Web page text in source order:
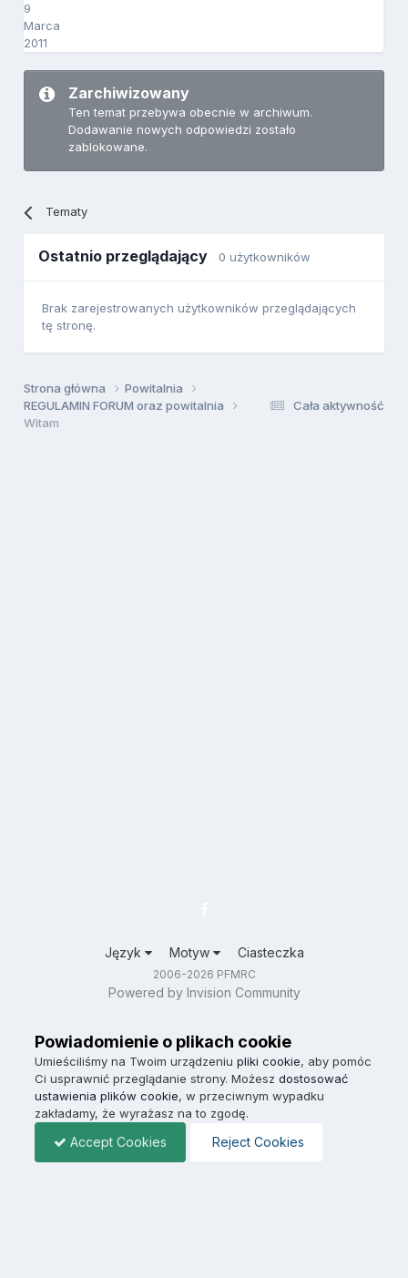
9
Marca
2011
Zarchiwizowany
Ten temat przebywa obecnie w archiwum.
Dodawanie nowych odpowiedzi zostało
zablokowane.
Tematy
Ostatnio przeglądający 0 użytkowników
Brak zarejestrowanych użytkowników przeglądających
tę stronę.
Cała aktywność
Strona główna
Powitalnia
REGULAMIN FORUM oraz powitalnia
Witam
Język Motyw Ciasteczka
2006-2026 PFMRC
Powered by Invision Community
Powiadomienie o plikach cookie
Umieściliśmy na Twoim urządzeniu pliki cookie, aby pomóc
Ci usprawnić przeglądanie strony. Możesz dostosować
ustawienia plików cookie, w przeciwnym wypadku
zakładamy, że wyrażasz na to zgodę.
Accept Cookies Reject Cookies